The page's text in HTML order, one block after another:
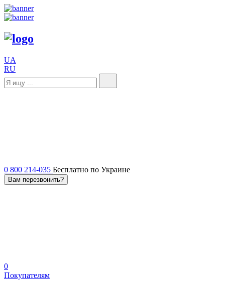
UA
RU
0 800 214-035 Бесплатно по Украине
Вам перезвонить?
0
Покупателям